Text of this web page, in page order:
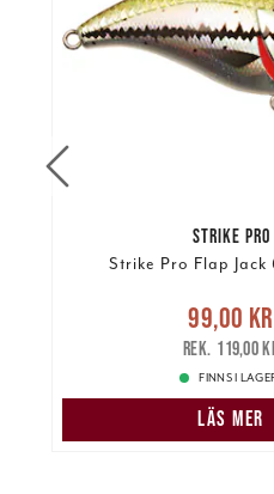
STRIKE PRO
Strike Pro Flap Jack
Nuvarande pris :
pris:
99,00 kr
119,00
FINNS I
LÄS MER